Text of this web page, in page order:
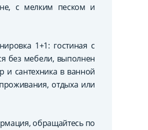
с мелким песком и
1+1: гостиная с
без мебели, выполнен
и сантехника в ванной
отдыха или
обращайтесь по